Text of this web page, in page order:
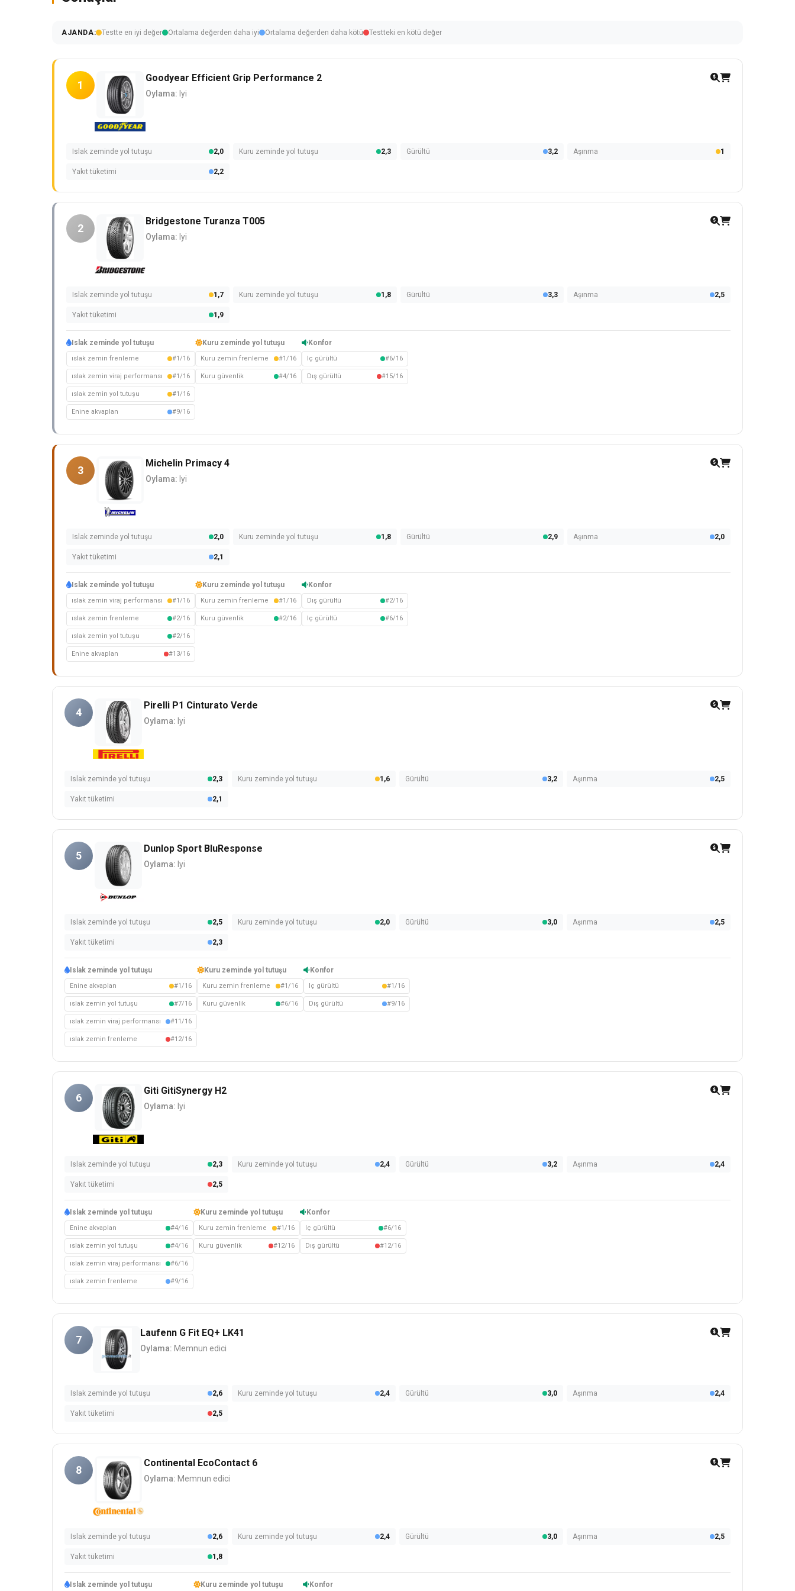
AJANDA: Testte en iyi değer Ortalama değerden daha iyi Ortalama değerden daha kötü Testteki en kötü değer
1
Goodyear Efficient Grip Performance 2
Oylama: Iyi
Islak zeminde yol tutuşu 2,0 Kuru zeminde yol tutuşu 2,3 Gürültü 3,2 Aşınma 1
Yakıt tüketimi 2,2
2
Bridgestone Turanza T005
Oylama: Iyi
Islak zeminde yol tutuşu 1,7 Kuru zeminde yol tutuşu 1,8 Gürültü 3,3 Aşınma 2,5
Yakıt tüketimi 1,9
Islak zeminde yol tutuşu
ıslak zemin frenleme #1/16
ıslak zemin viraj performansı #1/16
ıslak zemin yol tutuşu #1/16
Enine akvaplan #9/16
Kuru zeminde yol tutuşu
Kuru zemin frenleme #1/16
Kuru güvenlik #4/16
Konfor
Iç gürültü #6/16
Dış gürültü #15/16
3
Michelin Primacy 4
Oylama: Iyi
Islak zeminde yol tutuşu 2,0 Kuru zeminde yol tutuşu 1,8 Gürültü 2,9 Aşınma 2,0
Yakıt tüketimi 2,1
Islak zeminde yol tutuşu
ıslak zemin viraj performansı #1/16
ıslak zemin frenleme #2/16
ıslak zemin yol tutuşu #2/16
Enine akvaplan #13/16
Kuru zeminde yol tutuşu
Kuru zemin frenleme #1/16
Kuru güvenlik #2/16
Konfor
Dış gürültü #2/16
Iç gürültü #6/16
4
Pirelli P1 Cinturato Verde
Oylama: Iyi
Islak zeminde yol tutuşu 2,3 Kuru zeminde yol tutuşu 1,6 Gürültü 3,2 Aşınma 2,5
Yakıt tüketimi 2,1
5
Dunlop Sport BluResponse
Oylama: Iyi
Islak zeminde yol tutuşu 2,5 Kuru zeminde yol tutuşu 2,0 Gürültü 3,0 Aşınma 2,5
Yakıt tüketimi 2,3
Islak zeminde yol tutuşu
Enine akvaplan #1/16
ıslak zemin yol tutuşu #7/16
ıslak zemin viraj performansı #11/16
ıslak zemin frenleme #12/16
Kuru zeminde yol tutuşu
Kuru zemin frenleme #1/16
Kuru güvenlik #6/16
Konfor
Iç gürültü #1/16
Dış gürültü #9/16
6
Giti GitiSynergy H2
Oylama: Iyi
Islak zeminde yol tutuşu 2,3 Kuru zeminde yol tutuşu 2,4 Gürültü 3,2 Aşınma 2,4
Yakıt tüketimi 2,5
Islak zeminde yol tutuşu
Enine akvaplan #4/16
ıslak zemin yol tutuşu #4/16
ıslak zemin viraj performansı #6/16
ıslak zemin frenleme #9/16
Kuru zeminde yol tutuşu
Kuru zemin frenleme #1/16
Kuru güvenlik #12/16
Konfor
Iç gürültü #6/16
Dış gürültü #12/16
7
Laufenn G Fit EQ+ LK41
Oylama: Memnun edici
Islak zeminde yol tutuşu 2,6 Kuru zeminde yol tutuşu 2,4 Gürültü 3,0 Aşınma 2,4
Yakıt tüketimi 2,5
8
Continental EcoContact 6
Oylama: Memnun edici
Islak zeminde yol tutuşu 2,6 Kuru zeminde yol tutuşu 2,4 Gürültü 3,0 Aşınma 2,5
Yakıt tüketimi 1,8
Islak zeminde yol tutuşu Kuru zeminde yol tutuşu Konfor